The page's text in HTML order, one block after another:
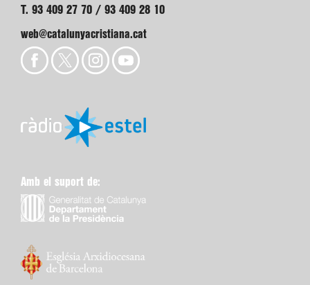
T. 93 409 27 70 / 93 409 28 10
web@catalunyacristiana.cat
Amb el suport de: